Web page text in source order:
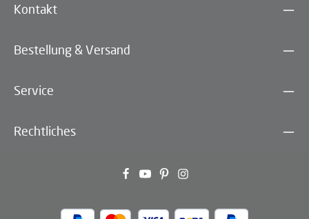
Kontakt
Bestellung & Versand
Service
Rechtliches